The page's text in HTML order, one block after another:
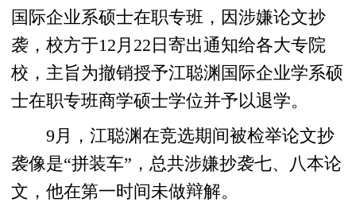
国际企业系硕士在职专班，因涉嫌论文抄
袭，校方于12月22日寄出通知给各大专院
校，主旨为撤销授予江聪渊国际企业学系硕
士在职专班商学硕士学位并予以退学。
9月，江聪渊在竞选期间被检举论文抄
袭像是“拼装车”，总共涉嫌抄袭七、八本论
文，他在第一时间未做辩解。